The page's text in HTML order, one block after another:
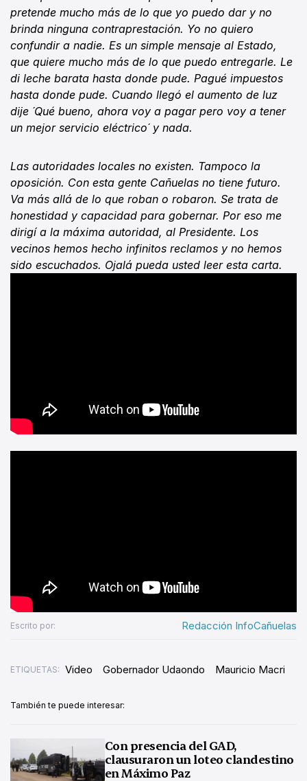
pretende mucho más de lo que yo puedo dar y no
brinda ninguna contraprestación. Yo no quiero
confundir a nadie. Es un simple mensaje al Estado,
que quiere mucho más de lo que puedo entregarle. Le
di leche barata hasta donde pude. Pagué impuestos
hasta donde pude. Cuando llegó el aumento de luz
dije ´Qué bueno, ahora voy a pagar pero voy a tener
un mejor servicio eléctrico´ y nada.
Las autoridades locales no existen. Tampoco la
oposición. Con esta gente Cañuelas no tiene futuro.
Va más allá de lo que roban o robaron. Se trata de
honestidad y capacidad para gobernar. Por eso me
dirigí a la máxima autoridad, al Presidente. Los
vecinos hemos hecho infinitos reclamos y no hemos
sido escuchados. Ojalá pueda usted leer esta carta.
Escrito por: Redacción InfoCañuelas
ETIQUETAS: Video Gobernador Udaondo Mauricio Macri
También te puede interesar:
Con presencia del GAD,
clausuraron un loteo clandestino
en Máximo Paz